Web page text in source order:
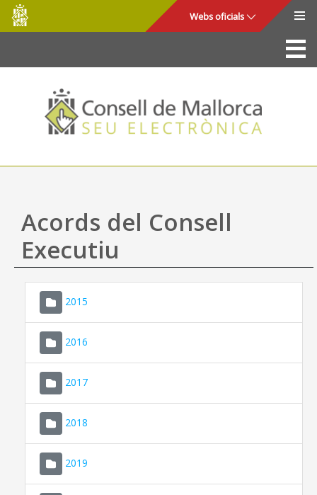
Salta al contingut principal
Consell
de
Mallorca
Webs oficials
La Seu
Consell de Mallorca
Accés i seguretat
Utilitats
Ajuda
Acords del Consell
Executiu
2015
2016
2017
2018
2019